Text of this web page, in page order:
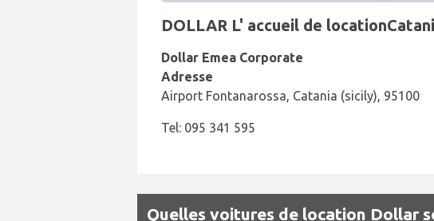
DOLLAR L' accueil de
Dollar Emea Corporate
Adresse
Airport Fontanarossa, Catania (sicily), 95100
Tel: 095 341 595
Quelles voitures de location Dollar